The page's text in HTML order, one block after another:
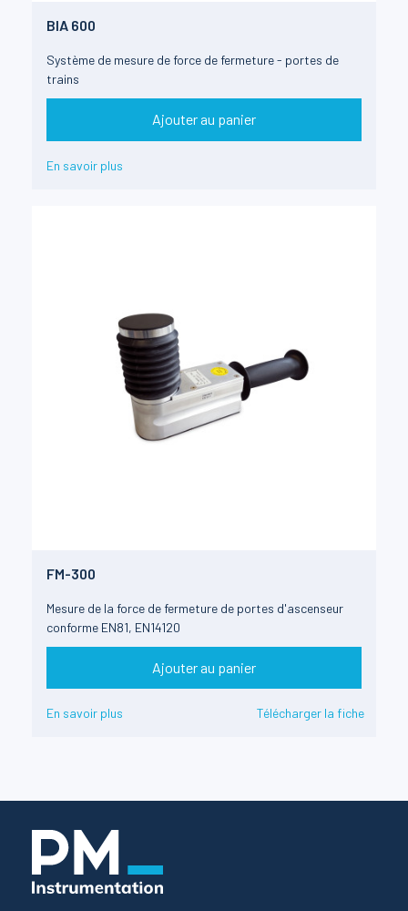
BIA 600
Système de mesure de force de fermeture - portes de
trains
Ajouter au panier
En savoir plus
FM-300
Mesure de la force de fermeture de portes d'ascenseur
conforme EN81, EN14120
Ajouter au panier
En savoir plus Télécharger la fiche